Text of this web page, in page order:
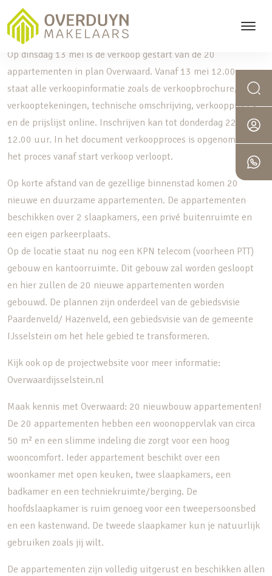
Plan Overwaard IJsselstein
Op dinsdag 13 mei is de verkoop gestart van de 20
appartementen in plan Overwaard. Vanaf 13 mei 12.00 uur
staat alle verkoopinformatie zoals de verkoopbrochure,
verkooptekeningen, technische omschrijving, verkoopproces
en de prijslijst online. Inschrijven kan tot donderdag 22 mei
12.00 uur. In het document verkoopproces is opgenomen hoe
het proces vanaf start verkoop verloopt.
Op korte afstand van de gezellige binnenstad komen 20
nieuwe en duurzame appartementen. De appartementen
beschikken over 2 slaapkamers, een privé buitenruimte en
een eigen parkeerplaats.
Op de locatie staat nu nog een KPN telecom (voorheen PTT)
gebouw en kantoorruimte. Dit gebouw zal worden gesloopt
en hier zullen de 20 nieuwe appartementen worden
gebouwd. De plannen zijn onderdeel van de gebiedsvisie
Paardenveld/ Hazenveld, een gebiedsvisie van de gemeente
IJsselstein om het hele gebied te transformeren.
Kijk ook op de projectwebsite voor meer informatie:
Overwaardijsselstein.nl
Maak kennis met Overwaard: 20 nieuwbouw appartementen!
De 20 appartementen hebben een woonoppervlak van circa
50 m² en een slimme indeling die zorgt voor een hoog
wooncomfort. Ieder appartement beschikt over een
woonkamer met open keuken, twee slaapkamers, een
badkamer en een techniekruimte/berging. De
hoofdslaapkamer is ruim genoeg voor een tweepersoonsbed
en een kastenwand. De tweede slaapkamer kun je natuurlijk
gebruiken zoals jij wilt.
De appartementen zijn volledig uitgerust en beschikken allen